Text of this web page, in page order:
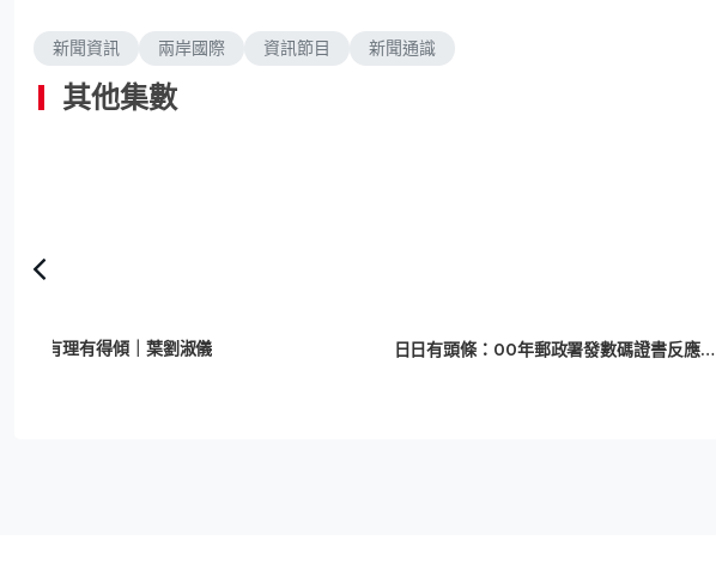
新聞資訊 兩岸國際 資訊節目 新聞通識
其他集數
有理有得傾｜葉劉淑儀 日日有頭條：00年郵政署發數碼證書反應未如理想